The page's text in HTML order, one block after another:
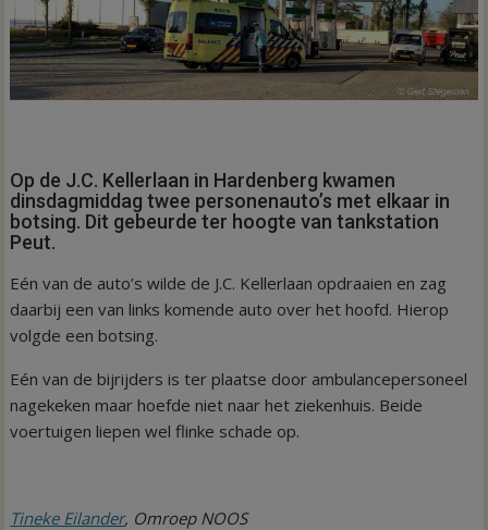
Op de J.C. Kellerlaan in Hardenberg kwamen
dinsdagmiddag twee personenauto’s met elkaar in
botsing. Dit gebeurde ter hoogte van tankstation
Peut.
Eén van de auto’s wilde de J.C. Kellerlaan opdraaien en zag
daarbij een van links komende auto over het hoofd. Hierop
volgde een botsing.
Eén van de bijrijders is ter plaatse door ambulancepersoneel
nagekeken maar hoefde niet naar het ziekenhuis. Beide
voertuigen liepen wel flinke schade op.
Tineke Eilander, Omroep NOOS